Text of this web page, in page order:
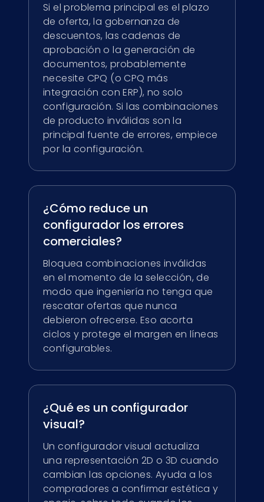
Selecciona tu idioma
Elige tu idioma preferido para una experiencia
más personalizada.
English
EN
Deutsch
DE
Español
ES
Dansk
DA
Italiano
IT
Français
FR
日本語
Si el problema principal es el plazo
de oferta, la gobernanza de
descuentos, las cadenas de
aprobación o la generación de
documentos, probablemente
necesite CPQ (o CPQ más
integración con ERP), no solo
configuración. Si las combinaciones
de producto inválidas son la
principal fuente de errores, empiece
por la configuración.
¿Cómo reduce un
configurador los errores
comerciales?
Bloquea combinaciones inválidas
en el momento de la selección, de
modo que ingeniería no tenga que
rescatar ofertas que nunca
debieron ofrecerse. Eso acorta
ciclos y protege el margen en líneas
configurables.
¿Qué es un configurador
visual?
Un configurador visual actualiza
una representación 2D o 3D cuando
cambian las opciones. Ayuda a los
compradores a confirmar estética y